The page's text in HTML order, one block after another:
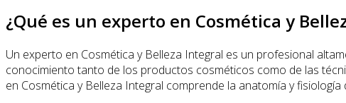
¿Qué es un experto en Cosmética y
Un experto en Cosmética y Belleza Integral es un profesional
conocimiento tanto de los productos cosméticos como de las
en Cosmética y Belleza Integral comprende la anatomía y fisiología